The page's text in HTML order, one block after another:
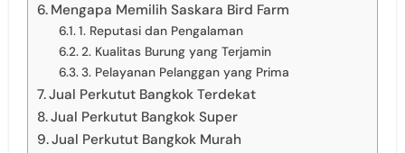
Mengapa Memilih Saskara Bird Farm
1. Reputasi dan Pengalaman
2. Kualitas Burung yang Terjamin
3. Pelayanan Pelanggan yang Prima
Jual Perkutut Bangkok Terdekat
Jual Perkutut Bangkok Super
Jual Perkutut Bangkok Murah